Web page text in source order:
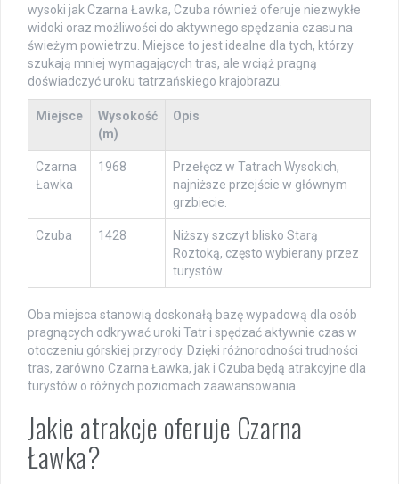
wysoki jak Czarna Ławka, Czuba również oferuje niezwykłe
widoki oraz możliwości do aktywnego spędzania czasu na
świeżym powietrzu. Miejsce to jest idealne dla tych, którzy
szukają mniej wymagających tras, ale wciąż pragną
doświadczyć uroku tatrzańskiego krajobrazu.
Miejsce
Wysokość
(m)
Opis
Czarna
Ławka
1968
Przełęcz w Tatrach Wysokich,
najniższe przejście w głównym
grzbiecie.
Czuba 1428
Niższy szczyt blisko Starą
Roztoką, często wybierany przez
turystów.
Oba miejsca stanowią doskonałą bazę wypadową dla osób
pragnących odkrywać uroki Tatr i spędzać aktywnie czas w
otoczeniu górskiej przyrody. Dzięki różnorodności trudności
tras, zarówno Czarna Ławka, jak i Czuba będą atrakcyjne dla
turystów o różnych poziomach zaawansowania.
Jakie atrakcje oferuje Czarna
Ławka?